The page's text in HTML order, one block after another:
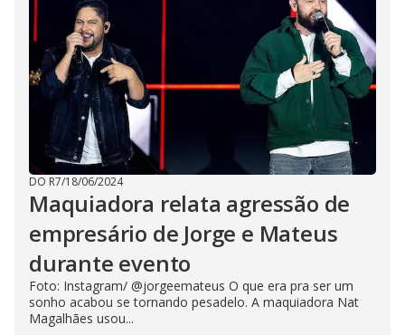
DO R7/18/06/2024
Maquiadora relata agressão de
empresário de Jorge e Mateus
durante evento
Foto: Instagram/ @jorgeemateus O que era pra ser um
sonho acabou se tornando pesadelo. A maquiadora Nat
Magalhães usou...